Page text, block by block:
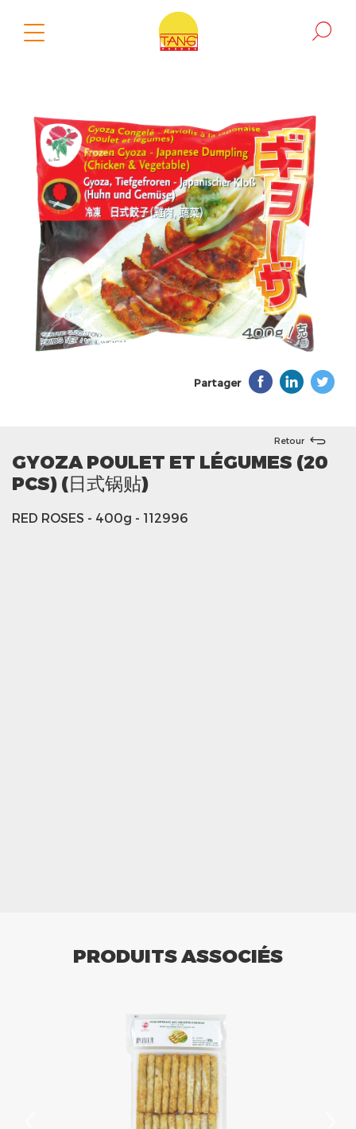
Partager
Retour
GYOZA POULET ET LÉGUMES (20
PCS) (日式锅贴)
RED ROSES - 400g - 112996
PRODUITS ASSOCIÉS